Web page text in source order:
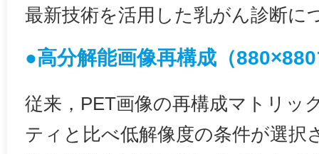
最新技術を活用した乳がん診断に
●高分解能画像再構成（
従来，PET画像の再構成マトリッ
ティと比べ低解像度の条件が選択